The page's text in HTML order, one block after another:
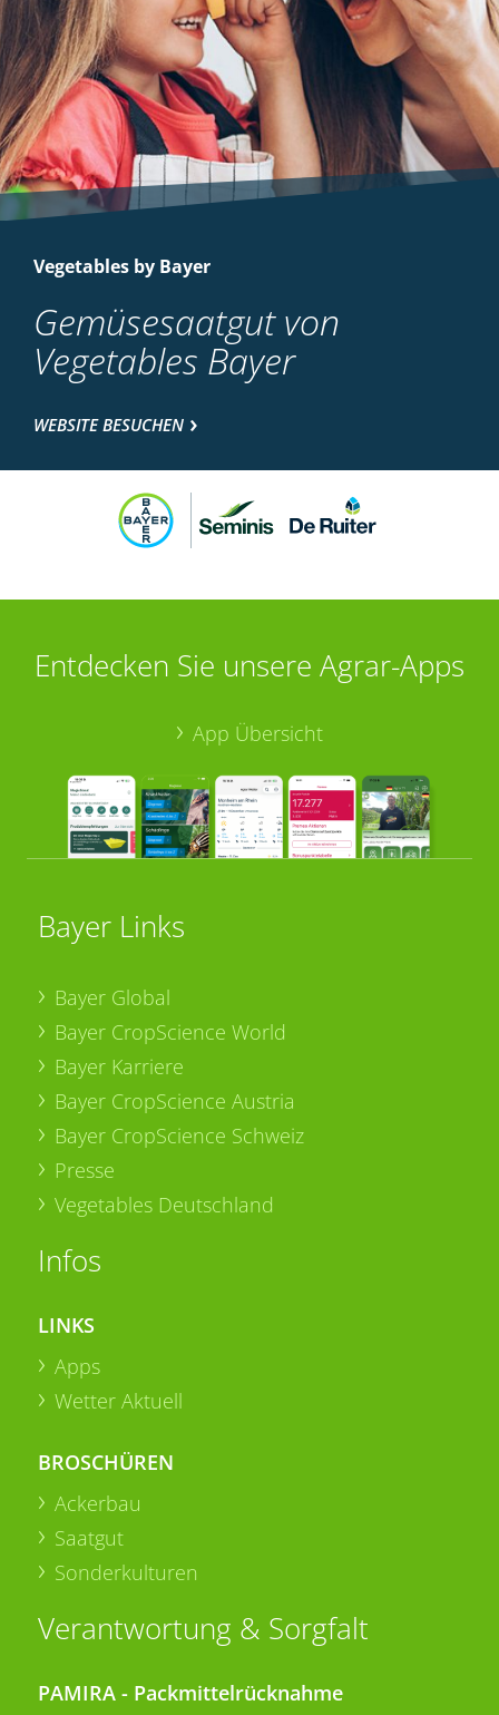
Vegetables by Bayer
Gemüsesaatgut von
Vegetables Bayer
WEBSITE BESUCHEN
Entdecken Sie unsere Agrar-Apps
App Übersicht
Bayer Links
Bayer Global
Bayer CropScience World
Bayer Karriere
Bayer CropScience Austria
Bayer CropScience Schweiz
Presse
Vegetables Deutschland
Infos
LINKS
Apps
Wetter Aktuell
BROSCHÜREN
Ackerbau
Saatgut
Sonderkulturen
Verantwortung & Sorgfalt
PAMIRA - Packmittelrücknahme